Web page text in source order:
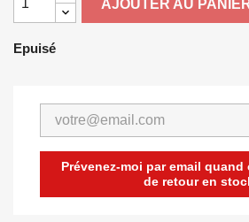
AJOUTER AU
Epuisé
Prévenez-moi par email
de retour en